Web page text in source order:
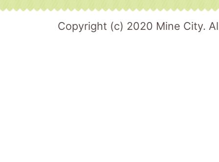
Copyright (c) 2020 Mine City.